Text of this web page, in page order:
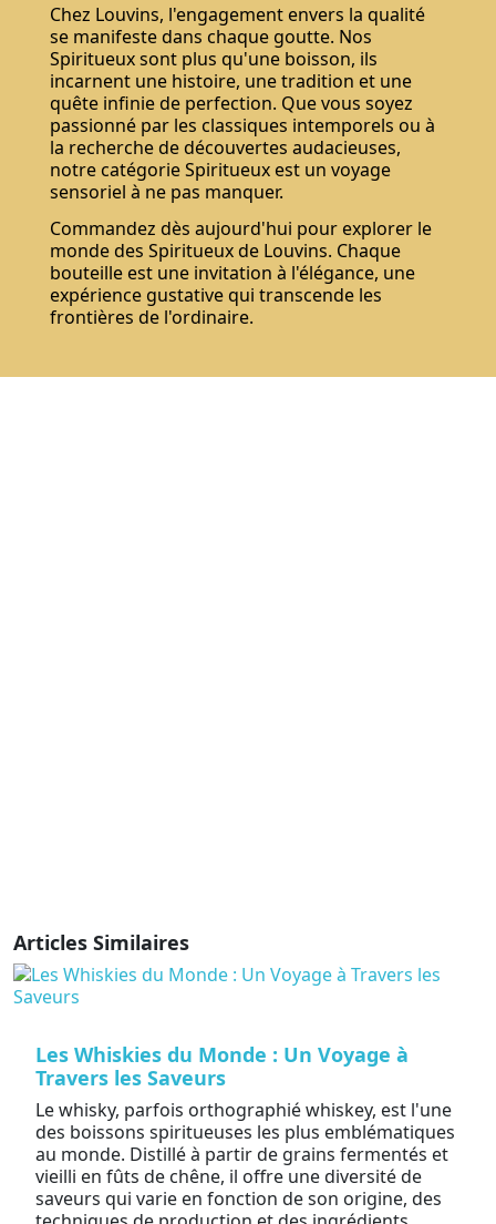
Chez Louvins, l'engagement envers la qualité
se manifeste dans chaque goutte. Nos
Spiritueux sont plus qu'une boisson, ils
incarnent une histoire, une tradition et une
quête infinie de perfection. Que vous soyez
passionné par les classiques intemporels ou à
la recherche de découvertes audacieuses,
notre catégorie Spiritueux est un voyage
sensoriel à ne pas manquer.
Commandez dès aujourd'hui pour explorer le
monde des Spiritueux de Louvins. Chaque
bouteille est une invitation à l'élégance, une
expérience gustative qui transcende les
frontières de l'ordinaire.
Articles Similaires
Les Whiskies du Monde : Un Voyage à
Travers les Saveurs
Le whisky, parfois orthographié whiskey, est l'une
des boissons spiritueuses les plus emblématiques
au monde. Distillé à partir de grains fermentés et
vieilli en fûts de chêne, il offre une diversité de
saveurs qui varie en fonction de son origine, des